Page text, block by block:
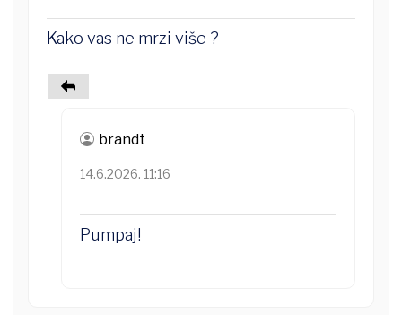
Kako vas ne mrzi više ?
brandt
14.6.2026. 11:16
Pumpaj!